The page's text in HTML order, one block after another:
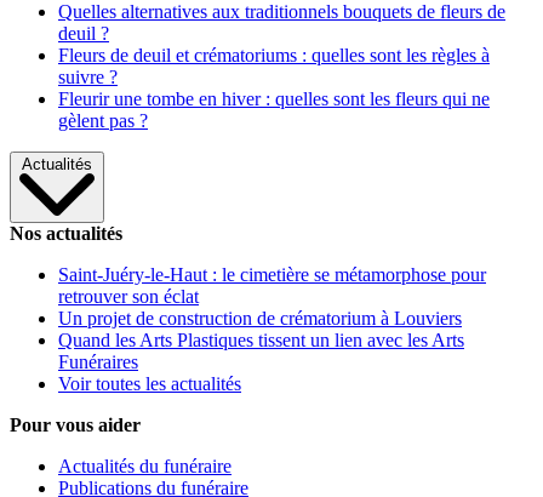
Quelles alternatives aux traditionnels bouquets de fleurs de
deuil ?
Fleurs de deuil et crématoriums : quelles sont les règles à
suivre ?
Fleurir une tombe en hiver : quelles sont les fleurs qui ne
gèlent pas ?
Actualités
Nos actualités
Saint-Juéry-le-Haut : le cimetière se métamorphose pour
retrouver son éclat
Un projet de construction de crématorium à Louviers
Quand les Arts Plastiques tissent un lien avec les Arts
Funéraires
Voir toutes les actualités
Pour vous aider
Actualités du funéraire
Publications du funéraire